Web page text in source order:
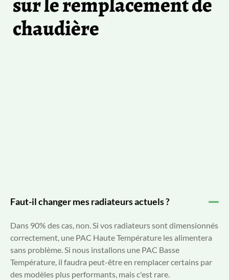
chaudière
Faut-il changer mes radiateurs actuels ?
Dans 90% des cas, non. Si vos radiateurs sont dimensionnés
correctement, une PAC Haute Température les alimentera
sans problème. Si nous installons une PAC Basse
Température, il faudra peut-être en remplacer certains par
des modèles plus performants, mais c'est rare.